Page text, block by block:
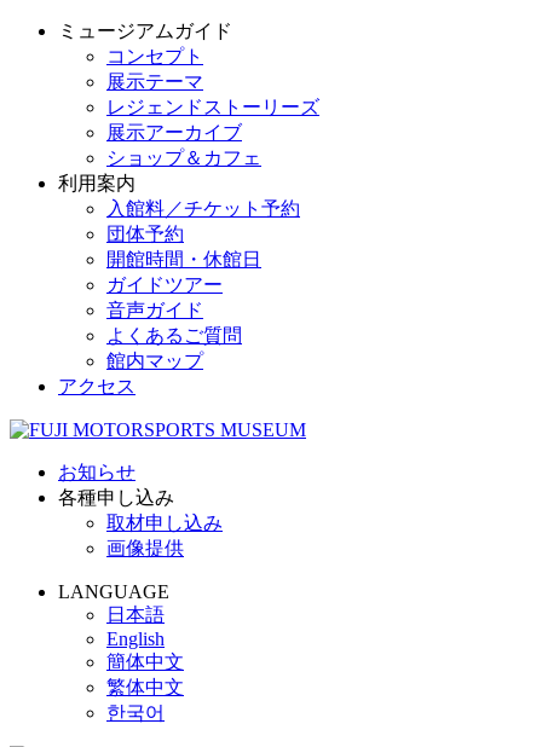
ミュージアムガイド
コンセプト
展示テーマ
レジェンドストーリーズ
展示アーカイブ
ショップ＆カフェ
利用案内
入館料／チケット予約
団体予約
開館時間・休館日
ガイドツアー
音声ガイド
よくあるご質問
館内マップ
アクセス
お知らせ
各種申し込み
取材申し込み
画像提供
LANGUAGE
日本語
English
簡体中文
繁体中文
한국어